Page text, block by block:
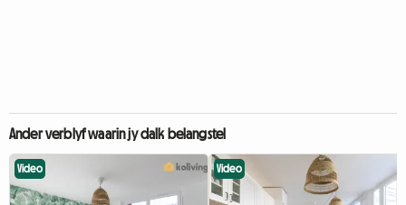
Ander verblyf waarin jy dalk belangstel
Video Video